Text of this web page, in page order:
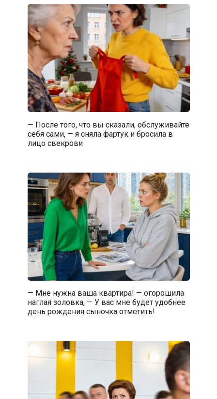
— После того, что вы сказали, обслуживайте
себя сами, — я сняла фартук и бросила в
лицо свекрови
— Мне нужна ваша квартира! — огорошила
наглая золовка, — У вас мне будет удобнее
день рождения сыночка отметить!